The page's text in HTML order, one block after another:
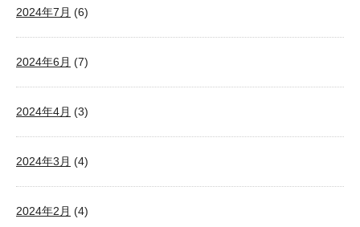
2024年7月 (6)
2024年6月 (7)
2024年4月 (3)
2024年3月 (4)
2024年2月 (4)